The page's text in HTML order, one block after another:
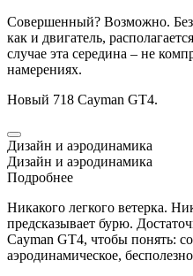
Совершенный? Возможно.
как и двигатель,
случае эта середина – не
намерениях.
Новый 718 Cayman GT4.
Дизайн и аэродинамика
Дизайн и аэродинамика
Подробнее
Никакого легкого ветерка.
предсказывает бурю.
Cayman GT4, чтобы понять:
аэродинамическое,